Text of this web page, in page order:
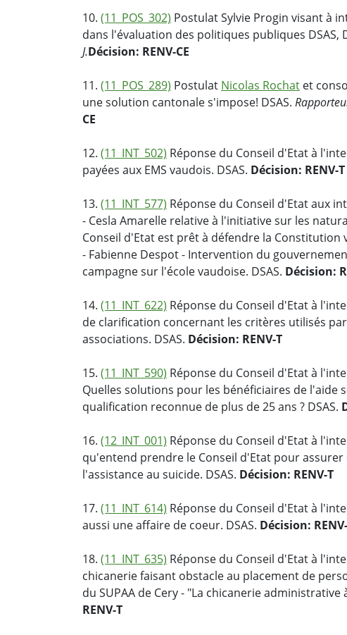
10. (11_POS_302) Postulat Sylvie Progin visant à
dans l'évaluation des politiques publiques DSAS,
J.Décision: RENV-CE
11. (11_POS_289) Postulat Nicolas Rochat et
une solution cantonale s'impose! DSAS.
CE
12. (11_INT_502) Réponse du Conseil d'Etat à
payées aux EMS vaudois. DSAS. Décision: RENV-T
13. (11_INT_577) Réponse du Conseil d'Etat aux
- Cesla Amarelle relative à l'initiative sur les
Conseil d'Etat est prêt à défendre la
- Fabienne Despot - Intervention du
campagne sur l'école vaudoise. DSAS. Décision:
14. (11_INT_622) Réponse du Conseil d'Etat à
de clarification concernant les critères utilisés
associations. DSAS. Décision: RENV-T
15. (11_INT_590) Réponse du Conseil d'Etat à
Quelles solutions pour les bénéficiaires de
qualification reconnue de plus de 25 ans ? DSAS.
16. (12_INT_001) Réponse du Conseil d'Etat à
qu'entend prendre le Conseil d'Etat pour
l'assistance au suicide. DSAS. Décision: RENV-T
17. (11_INT_614) Réponse du Conseil d'Etat à
aussi une affaire de coeur. DSAS. Décision:
18. (11_INT_635) Réponse du Conseil d'Etat à
chicanerie faisant obstacle au placement de
du SUPAA de Cery - "La chicanerie administrative
RENV-T